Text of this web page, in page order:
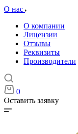
О нас
О компании
Лицензии
Отзывы
Реквизиты
Производители
0
Оставить заявку